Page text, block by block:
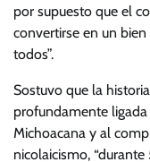
por supuesto que el
convertirse en un
todos”.
Sostuvo que la
profundamente
Michoacana y al
nicolaicismo,